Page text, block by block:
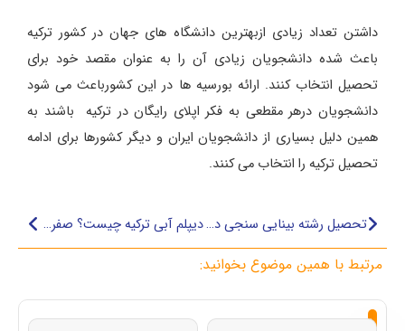
داشتن تعداد زیادی ازبهترین دانشگاه های جهان در کشور ترکیه
باعث شده دانشجویان زیادی آن را به عنوان مقصد خود برای
تحصیل انتخاب کنند. ارائه بورسیه ها در این کشورباعث می شود
دانشجویان درهر مقطعی به فکر اپلای رایگان در ترکیه باشند به
همین دلیل بسیاری از دانشجویان ایران و دیگر کشورها برای ادامه
تحصیل ترکیه را انتخاب می کنند.
تحصیل رشته بینایی سنجی در ترکیه دیپلم آبی ترکیه چیست؟ صفر تا صد
مرتبط با همین موضوع بخوانید:
از